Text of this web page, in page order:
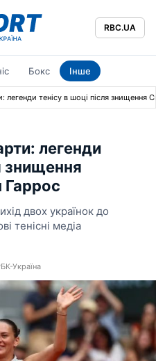
RBC.UA
Бокс Інше
легенди тенісу в шоці після знищення
легенди
знищення
Гаррос
двох українок до
тенісні медіа
Україна